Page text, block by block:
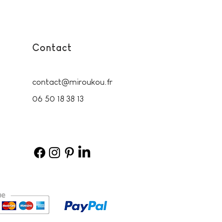
Contact
contact@miroukou.fr
06 50 18 38 13